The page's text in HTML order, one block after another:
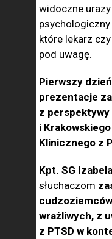
widoczne
które lekarz
pod uwagę.
Pierwszy
prezentacje
z
i
Klinicznego z
Kpt. SG
słuchaczom
wrażliwych, z
z PTSD w